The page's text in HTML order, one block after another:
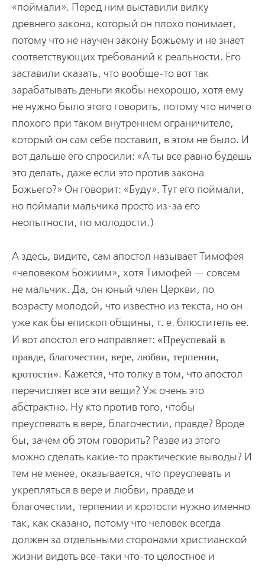
«поймали». Перед ним выставили вилку
древнего закона, который он плохо понимает,
потому что не научен закону Божьему и не знает
соответствующих требований к реальности. Его
заставили сказать, что вообще-то вот так
зарабатывать деньги якобы нехорошо, хотя ему
не нужно было этого говорить, потому что ничего
плохого при таком внутреннем ограничителе,
который он сам себе поставил, в этом не было. И
вот дальше его спросили: «А ты все равно будешь
это делать, даже если это против закона
Божьего?» Он говорит: «Буду». Тут его поймали,
но поймали мальчика просто из-за его
неопытности, по молодости.)
А здесь, видите, сам апостол называет Тимофея
«человеком Божиим», хотя Тимофей — совсем
не мальчик. Да, он юный член Церкви, по
возрасту молодой, что известно из текста, но он
уже как бы епископ общины, т. е. блюститель ее.
И вот апостол его направляет:
Преуспевай в
правде, благочестии, вере, любви, терпении,
кротости . Кажется, что толку в том, что апостол
перечисляет все эти вещи? Уж очень это
абстрактно. Ну кто против того, чтобы
преуспевать в вере, благочестии, правде? Вроде
бы, зачем об этом говорить? Разве из этого
можно сделать какие-то практические выводы? И
тем не менее, оказывается, что преуспевать и
укрепляться в вере и любви, правде и
благочестии, терпении и кротости нужно именно
так, как сказано, потому что человек всегда
должен за отдельными сторонами христианской
жизни видеть все-таки что-то целостное и